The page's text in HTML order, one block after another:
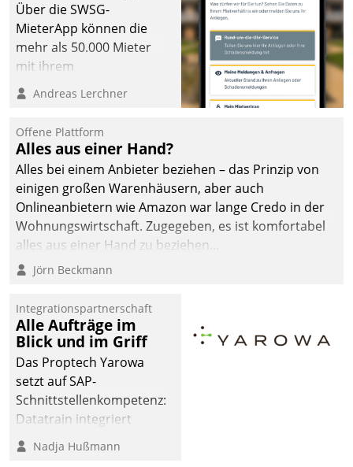
Über die SWSG-
MieterApp können die
mehr als 50.000 Mieter
mit ihrem
Wohnungsunternehmen
kommunizieren, auf dem
einsehen und ändern
oder
Schadensmeldungen
abgeben – rund um die
Uhr.
Andreas Lerchner
Offene Plattform
Alles aus einer Hand?
Alles bei einem Anbieter beziehen – das Prinzip von
einigen großen Warenhäusern, aber auch
Onlineanbietern wie Amazon war lange Credo in der
Wohnungswirtschaft. Zugegeben, es ist komfortabel
alles aus einer Hand zu beziehen...
Jörn Beckmann
Integrationspartnerschaft
Alle Aufträge im
Blick und im Griff
Das Proptech Yarowa
setzt auf SAP-
Schnittstellenkompetenz:
Datatrain integriert
Yarowas Portal zur
Vergabe und Verwaltung
Nadja Hußmann